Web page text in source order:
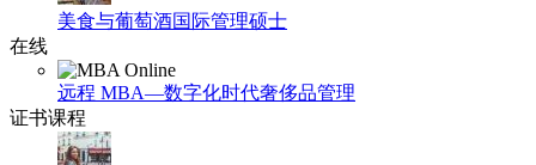
美食与葡萄酒国际管理硕士
在线
远程 MBA—数字化时代奢侈品管理
证书课程